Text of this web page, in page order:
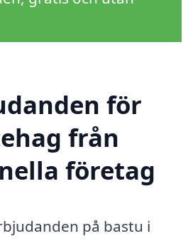
för
från
företag
på bastu i